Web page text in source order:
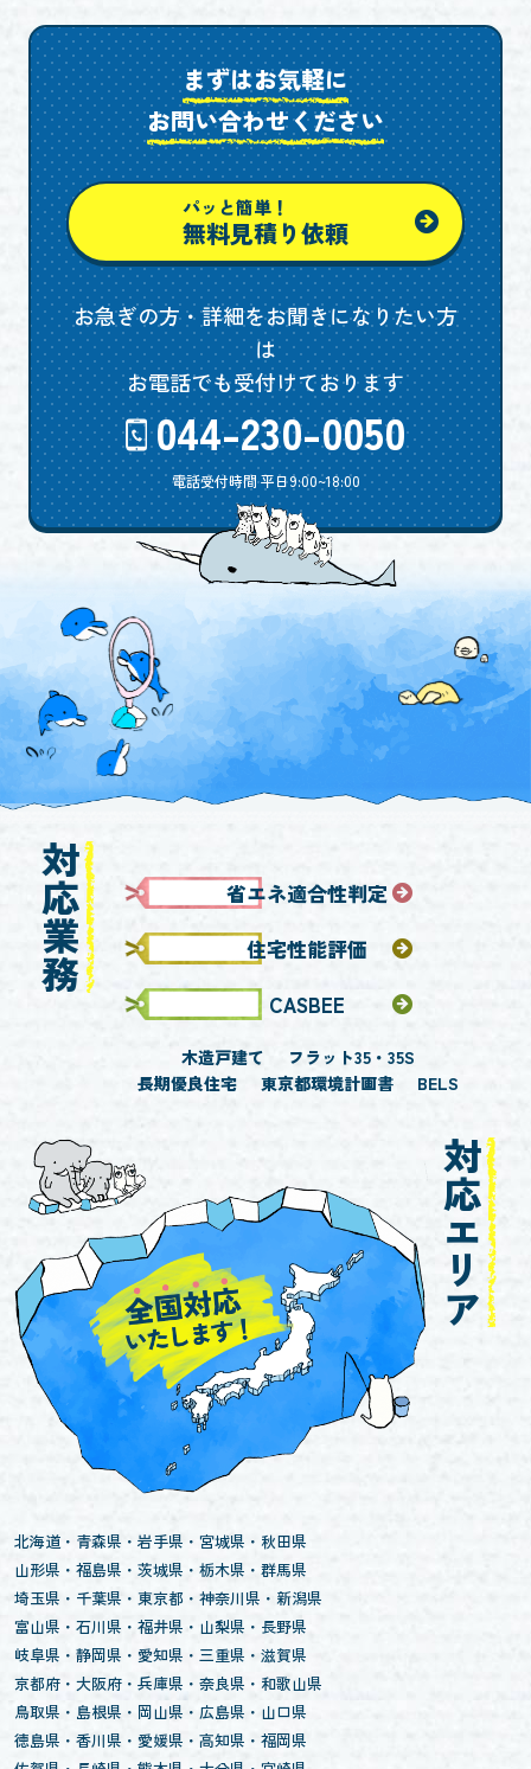
まずはお気軽に
お問い合わせください
パッと簡単！
無料見積り依頼
お急ぎの方・詳細をお聞きになりたい方
は
お電話でも受付けております
044-230-0050
電話受付時間 平日9:00~18:00
対応業務
省エネ適合性判定
住宅性能評価
CASBEE
木造戸建て
フラット35・35S
長期優良住宅
東京都環境計画書 BELS
北海道 青森県 岩手県 宮城県
秋田県
山形県
福島県 茨城県 栃木県
群馬県
埼玉県
千葉県 東京都 神奈川県
新潟県
富山県
石川県 福井県 山梨県
長野県
岐阜県
静岡県 愛知県 三重県
滋賀県
京都府
大阪府 兵庫県 奈良県
和歌山県
鳥取県
島根県 岡山県 広島県
山口県
徳島県
香川県 愛媛県 高知県
福岡県
対応エリア